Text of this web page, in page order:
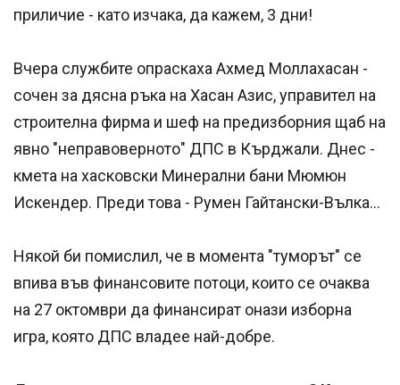
приличие - като изчака, да кажем, 3 дни!
Вчера службите опраскаха Ахмед Моллахасан -
сочен за дясна ръка на Хасан Азис, управител на
строителна фирма и шеф на предизборния щаб на
явно "неправоверното" ДПС в Кърджали. Днес -
кмета на хасковски Минерални бани Мюмюн
Искендер. Преди това - Румен Гайтански-Вълка...
Някой би помислил, че в момента "туморът" се
впива във финансовите потоци, които се очаква
на 27 октомври да финансират онази изборна
игра, която ДПС владее най-добре.